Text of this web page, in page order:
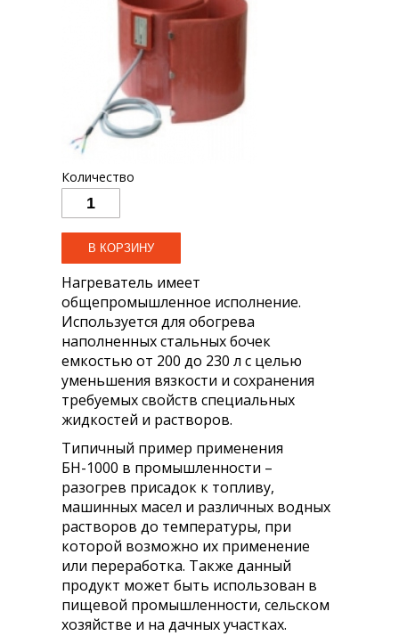
Количество
Нагреватель имеет
общепромышленное исполнение.
Используется для обогрева
наполненных стальных бочек
емкостью от 200 до 230 л с целью
уменьшения вязкости и сохранения
требуемых свойств специальных
жидкостей и растворов.
Типичный пример применения
БН-1000 в промышленности –
разогрев присадок к топливу,
машинных масел и различных водных
растворов до температуры, при
которой возможно их применение
или переработка. Также данный
продукт может быть использован в
пищевой промышленности, сельском
хозяйстве и на дачных участках.